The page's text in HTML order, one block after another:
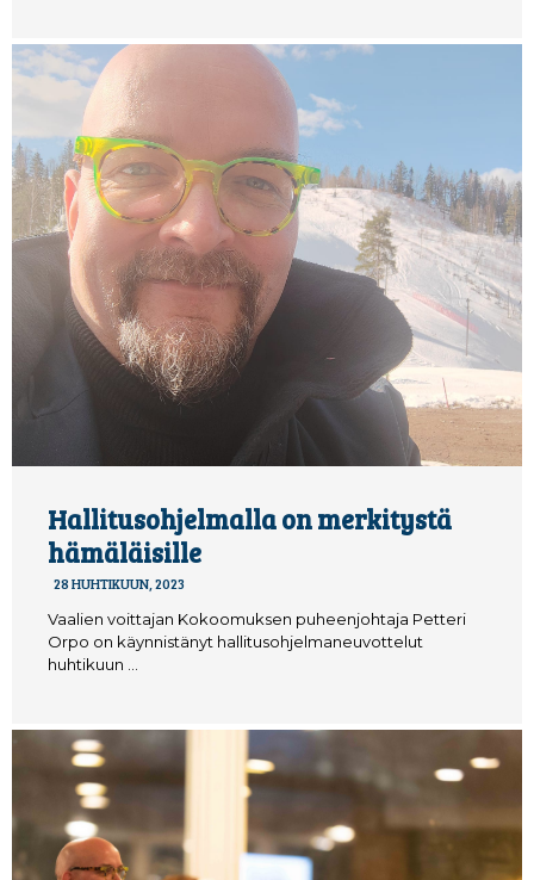
Hallitusohjelmalla on merkitystä
hämäläisille
28 HUHTIKUUN, 2023
Vaalien voittajan Kokoomuksen puheenjohtaja Petteri
Orpo on käynnistänyt hallitusohjelmaneuvottelut
huhtikuun …